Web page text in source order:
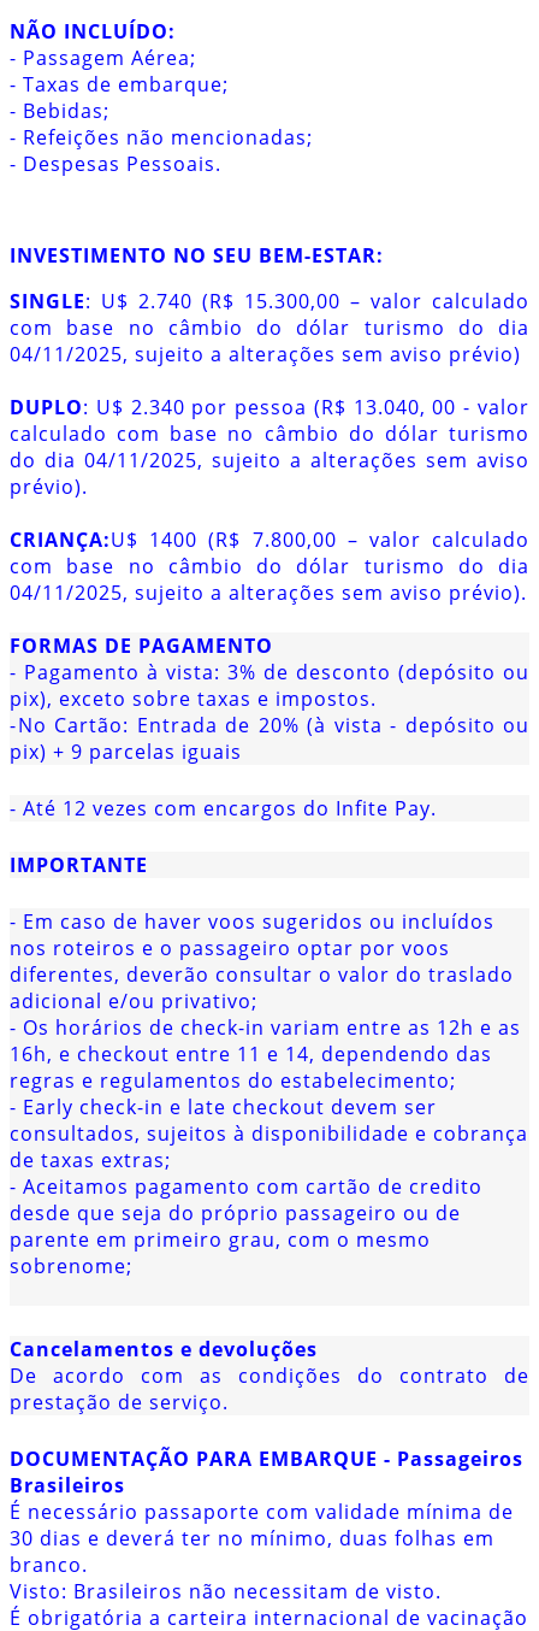
NÃO INCLUÍDO:
- Passagem Aérea;
- Taxas de embarque;
- Bebidas;
- Refeições não mencionadas;
- Despesas Pessoais.
INVESTIMENTO NO SEU BEM-ESTAR:
SINGLE: U$ 2.740 (R$ 15.300,00 – valor calculado
com base no câmbio do dólar turismo do dia
04/11/2025, sujeito a alterações sem aviso prévio)
DUPLO: U$ 2.340 por pessoa (R$ 13.040, 00 - valor
calculado com base no câmbio do dólar turismo
do dia 04/11/2025, sujeito a alterações sem aviso
prévio).
CRIANÇA:U$ 1400 (R$ 7.800,00 – valor calculado
com base no câmbio do dólar turismo do dia
04/11/2025, sujeito a alterações sem aviso prévio).
FORMAS DE PAGAMENTO
- Pagamento à vista: 3% de desconto (depósito ou
pix), exceto sobre taxas e impostos.
-No Cartão: Entrada de 20% (à vista - depósito ou
pix) + 9 parcelas iguais
- Até 12 vezes com encargos do Infite Pay.
IMPORTANTE
- Em caso de haver voos sugeridos ou incluídos
nos roteiros e o passageiro optar por voos
diferentes, deverão consultar o valor do traslado
adicional e/ou privativo;
- Os horários de check-in variam entre as 12h e as
16h, e checkout entre 11 e 14, dependendo das
regras e regulamentos do estabelecimento;
- Early check-in e late checkout devem ser
consultados, sujeitos à disponibilidade e cobrança
de taxas extras;
- Aceitamos pagamento com cartão de credito
desde que seja do próprio passageiro ou de
parente em primeiro grau, com o mesmo
sobrenome;
Cancelamentos e devoluções
De acordo com as condições do contrato de
prestação de serviço.
DOCUMENTAÇÃO PARA EMBARQUE - Passageiros
Brasileiros
É necessário passaporte com validade mínima de
30 dias e deverá ter no mínimo, duas folhas em
branco.
Visto: Brasileiros não necessitam de visto.
É obrigatória a carteira internacional de vacinação